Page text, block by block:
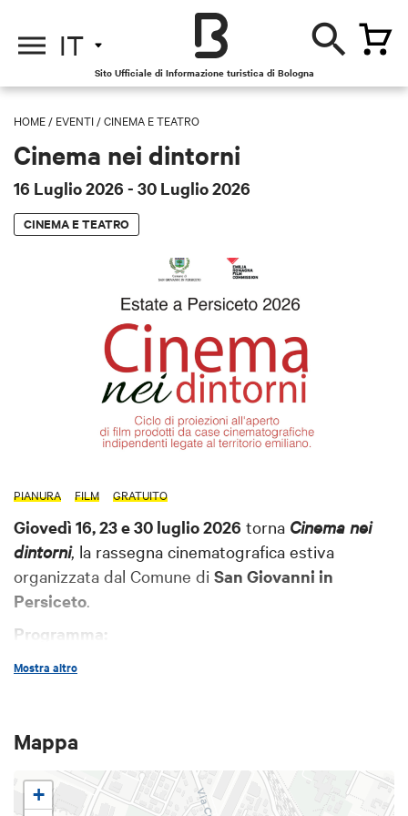
IT
Sito Ufficiale di Informazione turistica di Bologna
HOME / EVENTI /CINEMA E TEATRO
Cinema nei dintorni
16 Luglio 2026 - 30 Luglio 2026
CINEMA E TEATRO
PIANURA FILM GRATUITO
Giovedì 16, 23 e 30 luglio 2026 torna Cinema nei
dintorni, la rassegna cinematografica estiva
organizzata dal Comune di San Giovanni in
Persiceto.
Programma:
16 luglio
di Pier Paolo Paganelli e Andrea Mingardi
23 luglio, ore 21:30 –Bed&Bike Hostel
(Via
Mostra altro
Mappa
+